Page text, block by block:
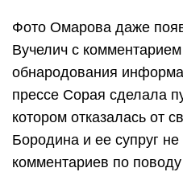
Фото Омарова даже
Вучелич с
обнародования
прессе Сорая сделала
котором отказалась от
Бородина и ее супруг
комментариев по